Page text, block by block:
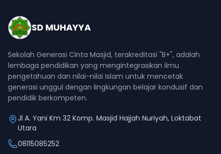
SD MUHAYYA
Sekolah Generasi Cinta Masjid, terakreditasi "B+", adalah
lembaga pendidikan yang mengintegrasikan ilmu
pengetahuan dan nilai-nilai Islam untuk mencetak
generasi unggul dengan lingkungan belajar kondusif dan
pendidik berkompeten.
Jl A. Yani Km 32 Komp. Masjid Hajjah Nuriyah, Loktabat
Utara
08115085252